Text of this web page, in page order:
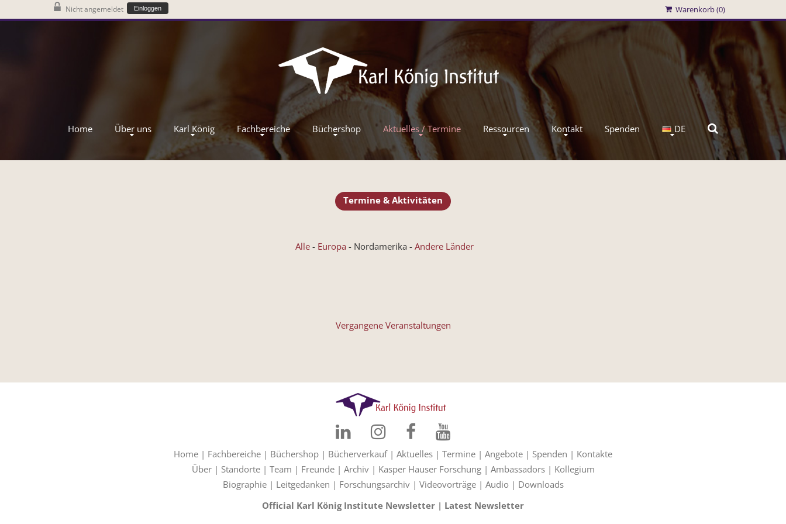
Nicht angemeldet Einloggen Warenkorb (0)
Home Über uns Karl König Fachbereiche Büchershop Aktuelles / Termine Ressourcen Kontakt Spenden DE
Termine & Aktivitäten
Alle Europa Nordamerika Andere Länder
Vergangene Veranstaltungen
Home | Fachbereiche | Büchershop | Bücherverkauf| Aktuelles | Termine | Angebote | Spenden | Kontakte
Über| Standorte| Team | Freunde| Archiv| Kasper Hauser Forschung| Ambassadors| Kollegium
Biographie| Leitgedanken | Forschungsarchiv| Videovorträge| Audio | Downloads
Official Karl König Institute Newsletter | Latest Newsletter